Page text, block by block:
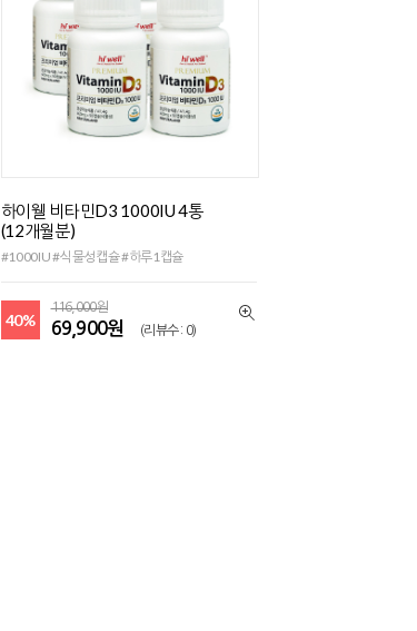
하이웰 비타민D3 1000IU 4통
(12개월분)
#1000IU #식물성캡슐 #하루1캡슐
40%
116,000원
69,900원 (리뷰수 : 0)